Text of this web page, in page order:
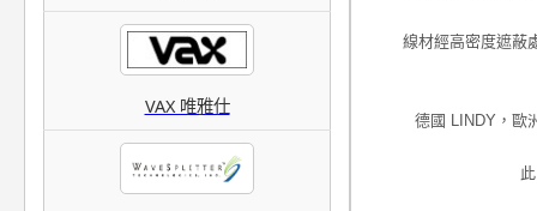
VAX 唯雅仕
線材經高密度遮蔽
德國 LINDY，歐